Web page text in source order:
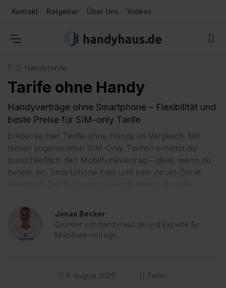
Kontakt Ratgeber Über Uns Videos
Handytarife
Tarife ohne Handy
Handyverträge ohne Smartphone – Flexibilität und
beste Preise für SIM-only Tarife
Entdecke hier Tarife ohne Handy im Vergleich. Mit
diesen sogenannten SIM-Only Tarifen erhältst du
ausschließlich den Mobilfunkvertrag – ideal, wenn du
bereits ein Smartphone hast und kein neues Gerät
deinen Vertrag verteuern. Perfekt für alle, die
Flexibilität schätzen und die beste Netz- und
Tarifkombination für sich selbst auswählen möchten.
Jonas Becker
Gründer von handyhaus.de und Experte für
Mobilfunkverträge
9. August 2026 Teilen